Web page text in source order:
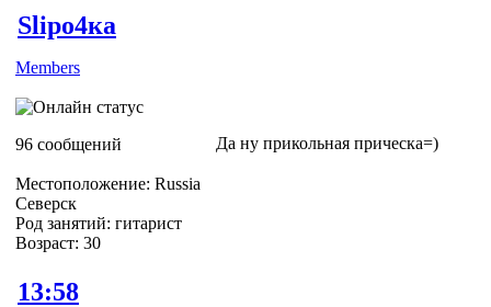
Slipо4ка
Members
96 сообщений
Местоположение: Russia
Северск
Род занятий: гитарист
Возраст: 30
Да ну прикольная прическа=)
13:58